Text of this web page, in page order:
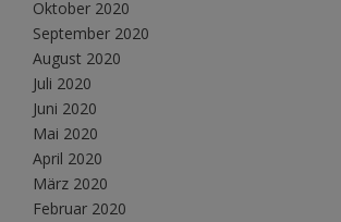
Oktober 2020
September 2020
August 2020
Juli 2020
Juni 2020
Mai 2020
April 2020
März 2020
Februar 2020